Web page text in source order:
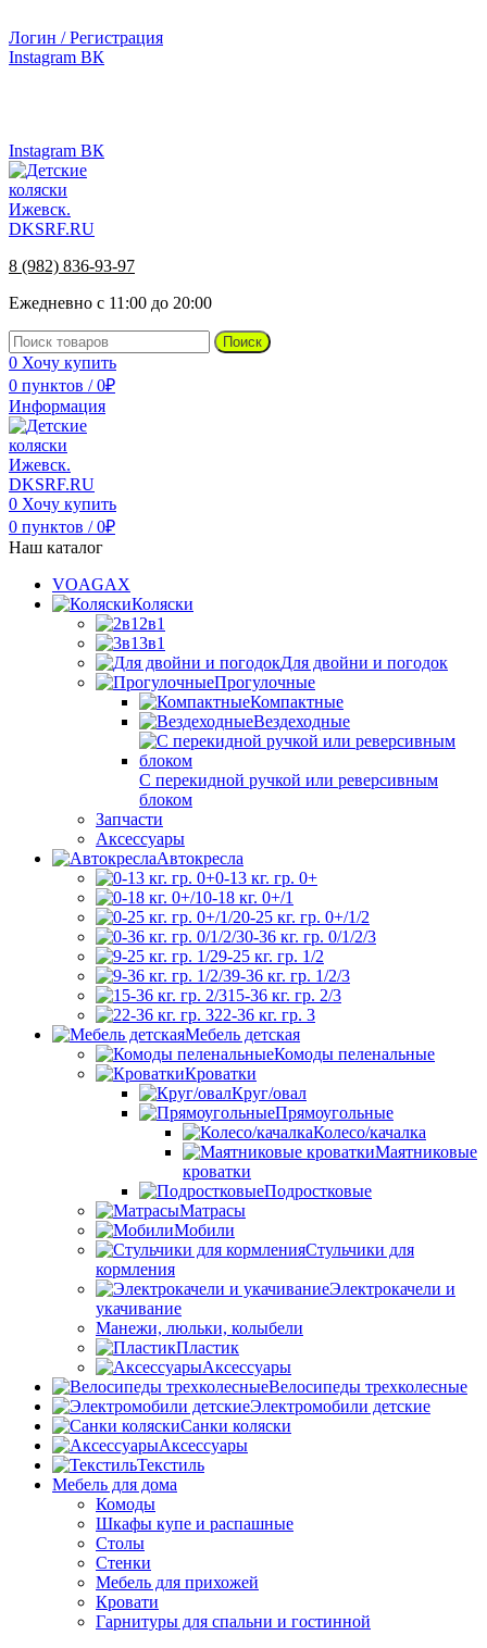
Логин / Регистрация
Instagram ВК
Instagram ВК
8 (982) 836-93-97
Ежедневно с 11:00 до 20:00
Поиск
0 Хочу купить
0 пунктов / 0₽
Информация
0 Хочу купить
0 пунктов / 0₽
Наш каталог
VOAGAX
Коляски
2в1
3в1
Для двойни и погодок
Прогулочные
Компактные
Вездеходные
С перекидной ручкой или реверсивным
блоком
Запчасти
Аксессуары
Автокресла
0-13 кг. гр. 0+
0-18 кг. 0+/1
0-25 кг. гр. 0+/1/2
0-36 кг. гр. 0/1/2/3
9-25 кг. гр. 1/2
9-36 кг. гр. 1/2/3
15-36 кг. гр. 2/3
22-36 кг. гр. 3
Мебель детская
Комоды пеленальные
Кроватки
Круг/овал
Прямоугольные
Колесо/качалка
Маятниковые
кроватки
Подростковые
Матрасы
Мобили
Стульчики для
кормления
Электрокачели и
укачивание
Манежи, люльки, колыбели
Пластик
Аксессуары
Велосипеды трехколесные
Электромобили детские
Санки коляски
Аксессуары
Текстиль
Мебель для дома
Комоды
Шкафы купе и распашные
Столы
Стенки
Мебель для прихожей
Кровати
Гарнитуры для спальни и гостинной